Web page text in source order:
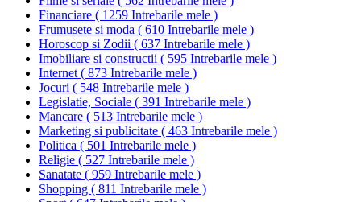
Financiare ( 1259 Intrebarile mele )
Frumusete si moda ( 610 Intrebarile mele )
Horoscop si Zodii ( 637 Intrebarile mele )
Imobiliare si constructii ( 595 Intrebarile mele )
Internet ( 873 Intrebarile mele )
Jocuri ( 548 Intrebarile mele )
Legislatie, Sociale ( 391 Intrebarile mele )
Mancare ( 513 Intrebarile mele )
Marketing si publicitate ( 463 Intrebarile mele )
Politica ( 501 Intrebarile mele )
Religie ( 527 Intrebarile mele )
Sanatate ( 959 Intrebarile mele )
Shopping ( 811 Intrebarile mele )